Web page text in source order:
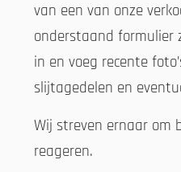
van een van onze
onderstaand formulier
in en voeg recente
slijtagedelen en
Wij streven ernaar om
reageren.